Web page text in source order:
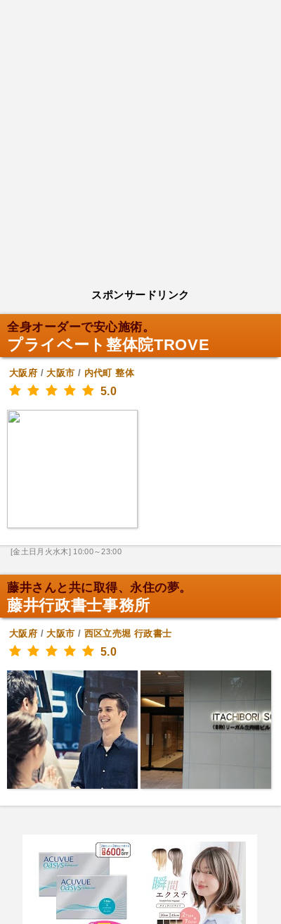
スポンサードリンク
全身オーダーで安心施術。
プライベート整体院TROVE
大阪府 /大阪市 / 内代町 整体
5.0
[金土日月火水木] 10:00～23:00
藤井さんと共に取得、永住の夢。
藤井行政書士事務所
大阪府 /大阪市 / 西区立売堀 行政書士
5.0